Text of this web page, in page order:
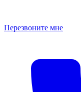
Перезвоните мне